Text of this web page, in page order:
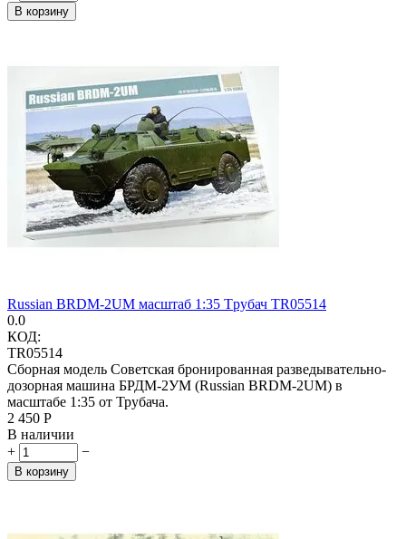
В корзину
Russian BRDM-2UM масштаб 1:35 Tрубач TR05514
0.0
КОД:
TR05514
Сборная модель Советская бронированная разведывательно-
дозорная машина БРДМ-2УМ (Russian BRDM-2UM) в
масштабе 1:35 от Трубача.
2 450 Р
В наличии
+
−
В корзину